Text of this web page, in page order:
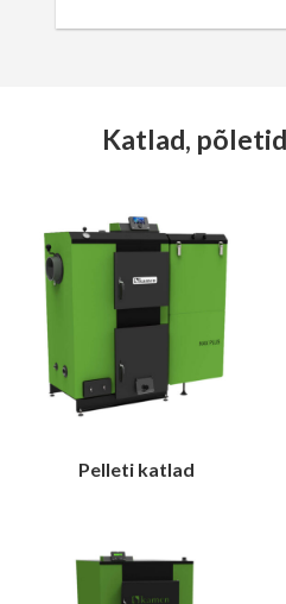
Katlad,
Pelleti katlad